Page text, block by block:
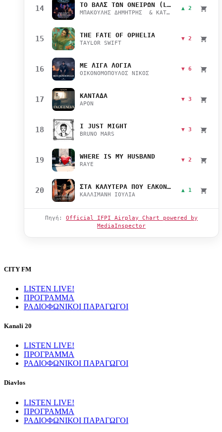
14 ΤΟ ΒΑΛΣ ΤΩΝ ΟΝΕΙΡΩΝ (LIVE)
ΜΠΑΚΟΥΛΗΣ ΔΗΜΗΤΡΗΣ & ΚΑΤΣΙΜΙΧΑ ΜΑΡΙΑΝΑ
▲ 2
15 THE FATE OF OPHELIA
TAYLOR SWIFT
▼ 2
16 ΜΕ ΛΙΓΑ ΛΟΓΙΑ
ΟΙΚΟΝΟΜΟΠΟΥΛΟΣ ΝΙΚΟΣ
▼ 6
17 ΚΑΝΤΑΔΑ
APON
▼ 3
18 I JUST MIGHT
BRUNO MARS
▼ 3
19 WHERE IS MY HUSBAND
RAYE
▼ 2
20 ΣΤΑ ΚΑΛΥΤΕΡΑ ΠΟΥ ΕΛΚΟΝΤΑΙ
ΚΑΛΛΙΜΑΝΗ ΙΟΥΛΙΑ
▲ 1
Πηγή: Official IFPI Airplay Chart powered by
MediaInspector
CITY FM
LISTEN LIVE!
ΠΡΟΓΡΑΜΜΑ
ΡΑΔΙΟΦΩΝΙΚΟΙ ΠΑΡΑΓΩΓΟΙ
Kanali 20
LISTEN LIVE!
ΠΡΟΓΡΑΜΜΑ
ΡΑΔΙΟΦΩΝΙΚΟΙ ΠΑΡΑΓΩΓΟΙ
Diavlos
LISTEN LIVE!
ΠΡΟΓΡΑΜΜΑ
ΡΑΔΙΟΦΩΝΙΚΟΙ ΠΑΡΑΓΩΓΟΙ